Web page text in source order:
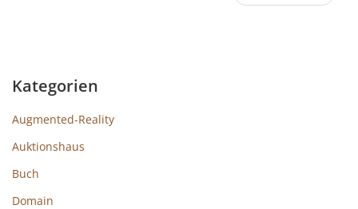
Kategorien
Augmented-Reality
Auktionshaus
Buch
Domain